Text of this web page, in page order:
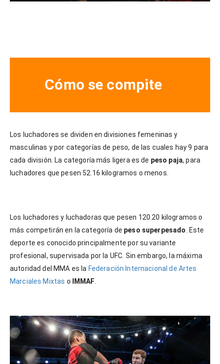
Cómo se compite
Los luchadores se dividen en divisiones femeninas y
masculinas y por categorías de peso, de las cuales hay 9 para
cada división. La categoría más ligera es de peso paja, para
luchadores que pesen 52.16 kilogramos o menos.
Los luchadores y luchadoras que pesen 120.20 kilogramos o
más competirán en la categoría de peso superpesado . Este
deporte es conocido principalmente por su variante
profesional, supervisada por la UFC. Sin embargo, la máxima
autoridad del MMA es la Federación Internacional de Artes
Marciales Mixtas o IMMAF